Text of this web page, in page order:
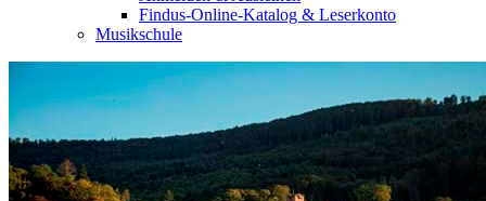
Findus-Online-Katalog & Leserkonto
Musikschule